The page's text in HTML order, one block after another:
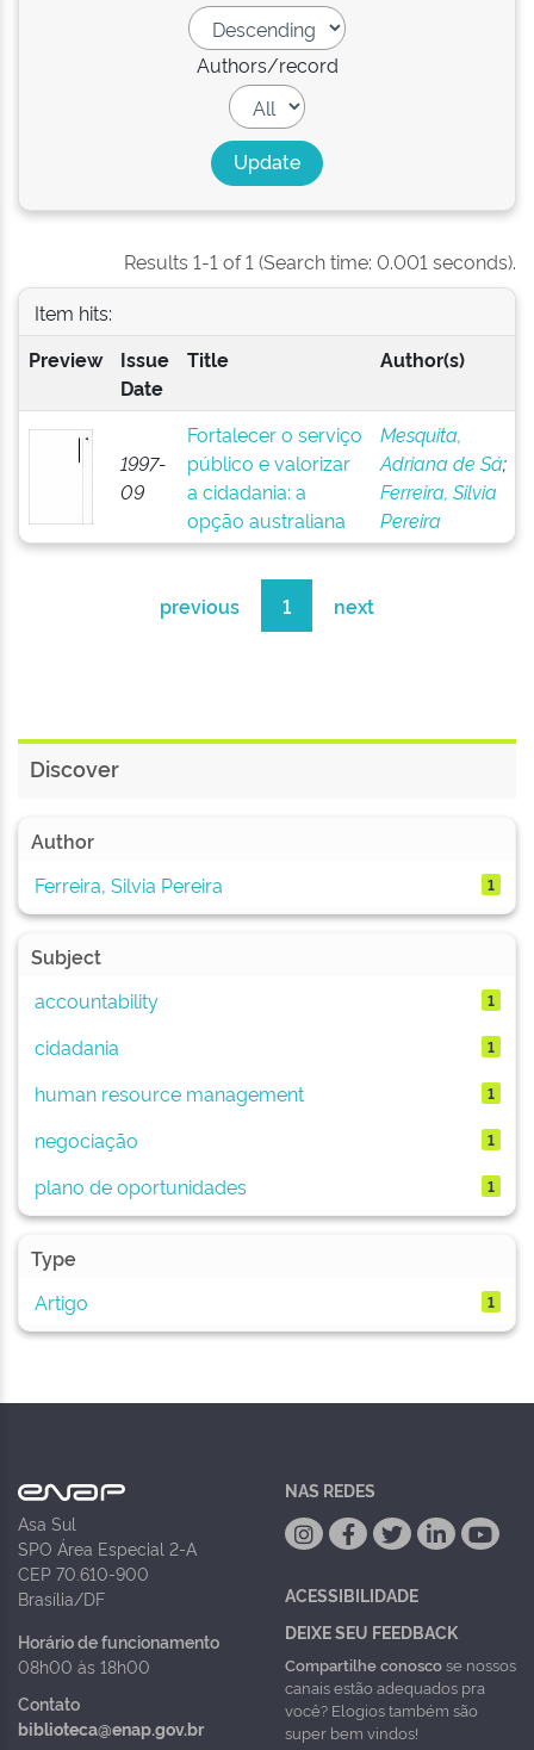
Authors/record
Results 1-1 of 1 (Search time: 0.001 seconds).
Item hits:
Preview
Issue
Date
Title Author(s)
1997-
09
Fortalecer o serviço
público e valorizar
a cidadania: a
opção australiana
Mesquita,
Adriana de Sá;
Ferreira, Silvia
Pereira
previous 1 next
Discover
Author
Ferreira, Silvia Pereira
1
Subject
accountability
1
cidadania 1
human resource management 1
negociação 1
plano de oportunidades 1
Type
Artigo
1
Asa Sul
SPO Área Especial 2-A
CEP 70.610-900
Brasília/DF
Horário de funcionamento
08h00 às 18h00
Contato
biblioteca@enap.gov.br
NAS REDES
ACESSIBILIDADE
DEIXE SEU FEEDBACK
Compartilhe conoscose nossos
canais estão adequados pra
você? Elogios também são
super bem vindos!